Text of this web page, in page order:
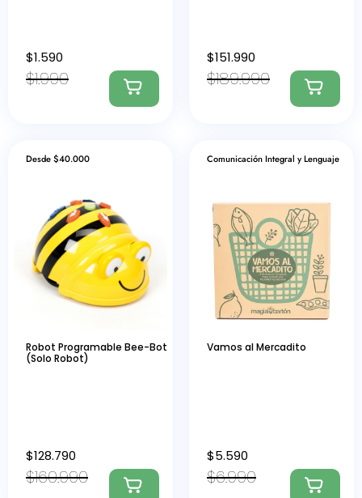
$1.990
$1.590
$189.990
$151.990
Desde $40.000
Robot Programable Bee-Bot
(Solo Robot)
$160.990
$128.790
Comunicación Integral y Lenguaje
Vamos al Mercadito
$6.990
$5.590